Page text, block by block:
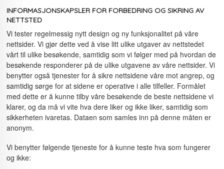
INFORMASJONSKAPSLER FOR FORBEDRING OG SIKRING AV
NETTSTED
Vi tester regelmessig nytt design og ny funksjonalitet på våre
nettsider. Vi gjør dette ved å vise litt ulike utgaver av nettstedet
vårt til ulike besøkende, samtidig som vi følger med på hvordan de
besøkende responderer på de ulike utgavene av våre nettsider. Vi
benytter også tjenester for å sikre nettsidene våre mot angrep, og
samtidig sørge for at sidene er operative i alle tilfeller. Formålet
med dette er å kunne tilby våre besøkende de beste nettsidene vi
klarer, og da må vi vite hva dere liker og ikke liker, samtidig som
sikkerheten ivaretas. Dataen som samles inn på denne måten er
anonym.
Vi benytter følgende tjeneste for å kunne teste hva som fungerer
og ikke: